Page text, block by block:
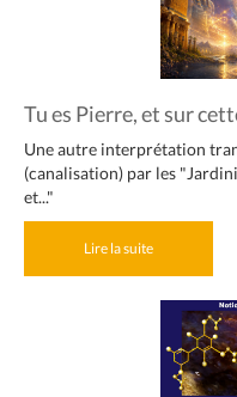
Tu es Pierre, et sur
Une autre interprétation
(canalisation) par les
et..."
Lire la suite